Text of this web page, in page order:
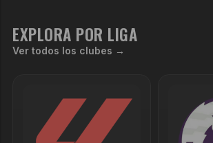
EXPLORA POR LIGA
Ver todos los clubes →